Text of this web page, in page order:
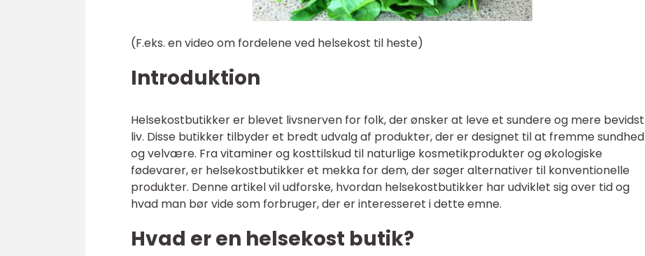
(F.eks. en video om fordelene ved helsekost til heste)
Introduktion
Helsekostbutikker er blevet livsnerven for folk, der ønsker at leve et sundere og mere bevidst
liv. Disse butikker tilbyder et bredt udvalg af produkter, der er designet til at fremme sundhed
og velvære. Fra vitaminer og kosttilskud til naturlige kosmetikprodukter og økologiske
fødevarer, er helsekostbutikker et mekka for dem, der søger alternativer til konventionelle
produkter. Denne artikel vil udforske, hvordan helsekostbutikker har udviklet sig over tid og
hvad man bør vide som forbruger, der er interesseret i dette emne.
Hvad er en helsekost butik?